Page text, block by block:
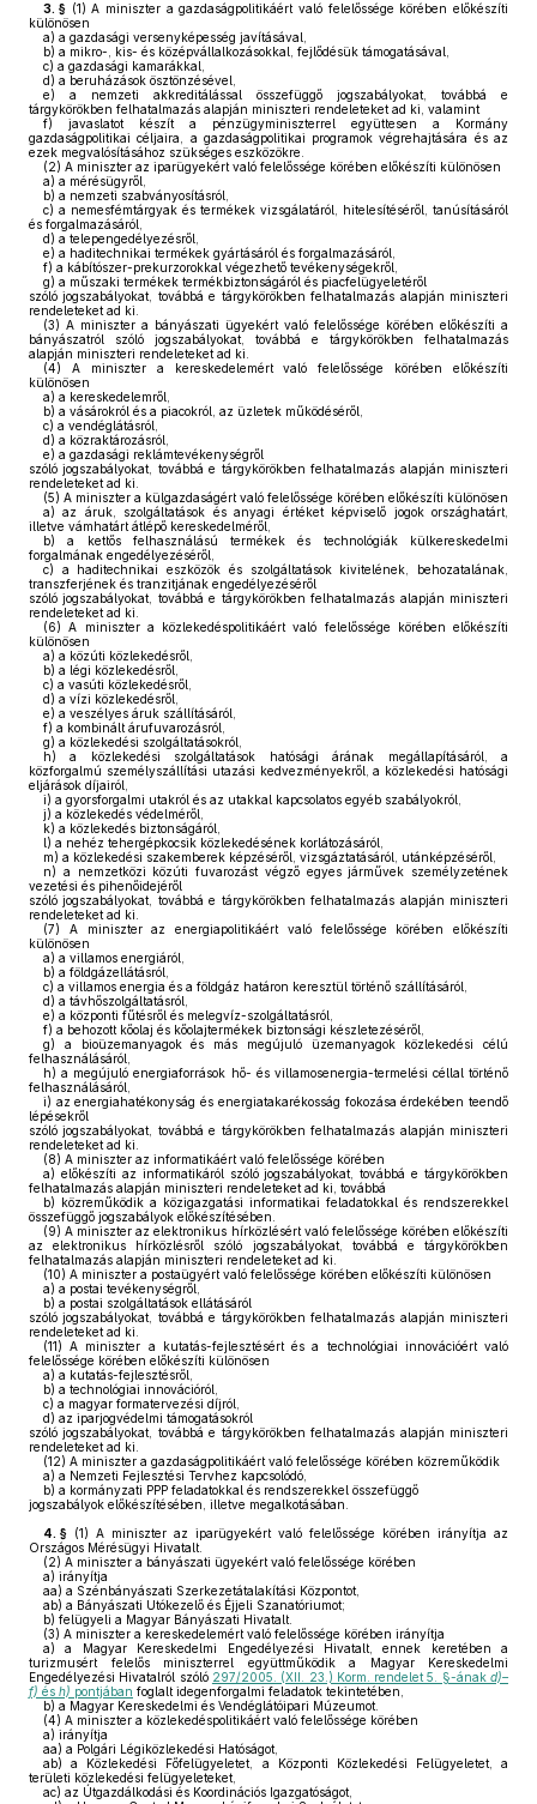
3. § (1) A miniszter a gazdaságpolitikáért való felelőssége körében előkészíti
különösen
a) a gazdasági versenyképesség javításával,
b) a mikro-, kis- és középvállalkozásokkal, fejlődésük támogatásával,
c) a gazdasági kamarákkal,
d) a beruházások ösztönzésével,
e) a nemzeti akkreditálással összefüggő jogszabályokat, továbbá e
tárgykörökben felhatalmazás alapján miniszteri rendeleteket ad ki, valamint
f) javaslatot készít a pénzügyminiszterrel együttesen a Kormány
gazdaságpolitikai céljaira, a gazdaságpolitikai programok végrehajtására és az
ezek megvalósításához szükséges eszközökre.
(2) A miniszter az iparügyekért való felelőssége körében előkészíti különösen
a) a mérésügyről,
b) a nemzeti szabványosításról,
c) a nemesfémtárgyak és termékek vizsgálatáról, hitelesítéséről, tanúsításáról
és forgalmazásáról,
d) a telepengedélyezésről,
e) a haditechnikai termékek gyártásáról és forgalmazásáról,
f) a kábítószer-prekurzorokkal végezhető tevékenységekről,
g) a műszaki termékek termékbiztonságáról és piacfelügyeletéről
szóló jogszabályokat, továbbá e tárgykörökben felhatalmazás alapján miniszteri
rendeleteket ad ki.
(3) A miniszter a bányászati ügyekért való felelőssége körében előkészíti a
bányászatról szóló jogszabályokat, továbbá e tárgykörökben felhatalmazás
alapján miniszteri rendeleteket ad ki.
(4) A miniszter a kereskedelemért való felelőssége körében előkészíti
különösen
a) a kereskedelemről,
b) a vásárokról és a piacokról, az üzletek működéséről,
c) a vendéglátásról,
d) a közraktározásról,
e) a gazdasági reklámtevékenységről
szóló jogszabályokat, továbbá e tárgykörökben felhatalmazás alapján miniszteri
rendeleteket ad ki.
(5) A miniszter a külgazdaságért való felelőssége körében előkészíti különösen
a) az áruk, szolgáltatások és anyagi értéket képviselő jogok országhatárt,
illetve vámhatárt átlépő kereskedelméről,
b) a kettős felhasználású termékek és technológiák külkereskedelmi
forgalmának engedélyezéséről,
c) a haditechnikai eszközök és szolgáltatások kivitelének, behozatalának,
transzferjének és tranzitjának engedélyezéséről
szóló jogszabályokat, továbbá e tárgykörökben felhatalmazás alapján miniszteri
rendeleteket ad ki.
(6) A miniszter a közlekedéspolitikáért való felelőssége körében előkészíti
különösen
a) a közúti közlekedésről,
b) a légi közlekedésről,
c) a vasúti közlekedésről,
d) a vízi közlekedésről,
e) a veszélyes áruk szállításáról,
f) a kombinált árufuvarozásról,
g) a közlekedési szolgáltatásokról,
h) a közlekedési szolgáltatások hatósági árának megállapításáról, a
közforgalmú személyszállítási utazási kedvezményekről, a közlekedési hatósági
eljárások díjairól,
i) a gyorsforgalmi utakról és az utakkal kapcsolatos egyéb szabályokról,
j) a közlekedés védelméről,
k) a közlekedés biztonságáról,
l) a nehéz tehergépkocsik közlekedésének korlátozásáról,
m) a közlekedési szakemberek képzéséről, vizsgáztatásáról, utánképzéséről,
n) a nemzetközi közúti fuvarozást végző egyes járművek személyzetének
vezetési és pihenőidejéről
szóló jogszabályokat, továbbá e tárgykörökben felhatalmazás alapján miniszteri
rendeleteket ad ki.
(7) A miniszter az energiapolitikáért való felelőssége körében előkészíti
különösen
a) a villamos energiáról,
b) a földgázellátásról,
c) a villamos energia és a földgáz határon keresztül történő szállításáról,
d) a távhőszolgáltatásról,
e) a központi fűtésről és melegvíz-szolgáltatásról,
f) a behozott kőolaj és kőolajtermékek biztonsági készletezéséről,
g) a bioüzemanyagok és más megújuló üzemanyagok közlekedési célú
felhasználásáról,
h) a megújuló energiaforrások hő- és villamosenergia-termelési céllal történő
felhasználásáról,
i) az energiahatékonyság és energiatakarékosság fokozása érdekében teendő
lépésekről
szóló jogszabályokat, továbbá e tárgykörökben felhatalmazás alapján miniszteri
rendeleteket ad ki.
(8) A miniszter az informatikáért való felelőssége körében
a) előkészíti az informatikáról szóló jogszabályokat, továbbá e tárgykörökben
felhatalmazás alapján miniszteri rendeleteket ad ki, továbbá
b) közreműködik a közigazgatási informatikai feladatokkal és rendszerekkel
összefüggő jogszabályok előkészítésében.
(9) A miniszter az elektronikus hírközlésért való felelőssége körében előkészíti
az elektronikus hírközlésről szóló jogszabályokat, továbbá e tárgykörökben
felhatalmazás alapján miniszteri rendeleteket ad ki.
(10) A miniszter a postaügyért való felelőssége körében előkészíti különösen
a) a postai tevékenységről,
b) a postai szolgáltatások ellátásáról
szóló jogszabályokat, továbbá e tárgykörökben felhatalmazás alapján miniszteri
rendeleteket ad ki.
(11) A miniszter a kutatás-fejlesztésért és a technológiai innovációért való
felelőssége körében előkészíti különösen
a) a kutatás-fejlesztésről,
b) a technológiai innovációról,
c) a magyar formatervezési díjról,
d) az iparjogvédelmi támogatásokról
szóló jogszabályokat, továbbá e tárgykörökben felhatalmazás alapján miniszteri
rendeleteket ad ki.
(12) A miniszter a gazdaságpolitikáért való felelőssége körében közreműködik
a) a Nemzeti Fejlesztési Tervhez kapcsolódó,
b) a kormányzati PPP feladatokkal és rendszerekkel összefüggő
jogszabályok előkészítésében, illetve megalkotásában.
4. § (1) A miniszter az iparügyekért való felelőssége körében irányítja az
Országos Mérésügyi Hivatalt.
(2) A miniszter a bányászati ügyekért való felelőssége körében
a) irányítja
aa) a Szénbányászati Szerkezetátalakítási Központot,
ab) a Bányászati Utókezelő és Éjjeli Szanatóriumot;
b) felügyeli a Magyar Bányászati Hivatalt.
(3) A miniszter a kereskedelemért való felelőssége körében irányítja
a) a Magyar Kereskedelmi Engedélyezési Hivatalt, ennek keretében a
turizmusért felelős miniszterrel együttműködik a Magyar Kereskedelmi
Engedélyezési Hivatalról szóló 297/2005. (XII. 23.) Korm. rendelet 5. §-ánakd)–
f) és h) pontjában foglalt idegenforgalmi feladatok tekintetében,
b) a Magyar Kereskedelmi és Vendéglátóipari Múzeumot.
(4) A miniszter a közlekedéspolitikáért való felelőssége körében
a) irányítja
aa) a Polgári Légiközlekedési Hatóságot,
ab) a Közlekedési Főfelügyeletet, a Központi Közlekedési Felügyeletet, a
területi közlekedési felügyeleteket,
ac) az Útgazdálkodási és Koordinációs Igazgatóságot,